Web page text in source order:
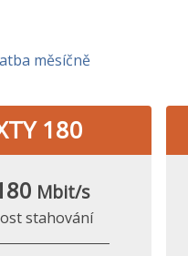
měsíčně
180
Mbit/s
stahování